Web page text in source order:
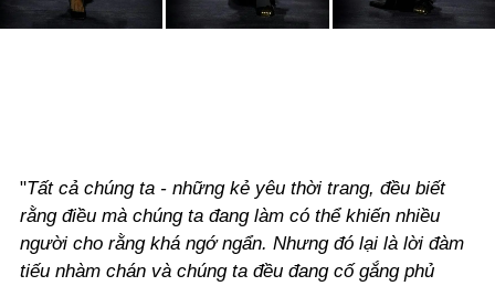
"Tất cả chúng ta - những kẻ yêu thời trang, đều biết
rằng điều mà chúng ta đang làm có thể khiến nhiều
người cho rằng khá ngớ ngẩn. Nhưng đó lại là lời đàm
tiếu nhàm chán và chúng ta đều đang cố gắng phủ